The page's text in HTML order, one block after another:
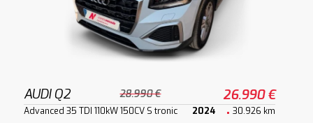
AUDI Q2 28.990 € 26.990 €
Advanced 35 TDI 110kW 150CV S tronic 2024 30.926 km